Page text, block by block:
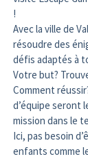
!
Avec la ville de
résoudre des
défis adaptés à
Votre but?
Comment
d’équipe seront
mission dans le
Ici, pas besoin
enfants comme